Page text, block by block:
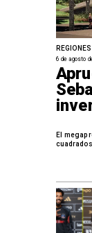
REGIONES
6 de agosto
El
cuadrados.